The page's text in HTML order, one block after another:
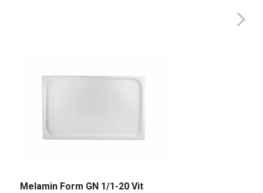
Melamin Form GN 1/1-20 Vit